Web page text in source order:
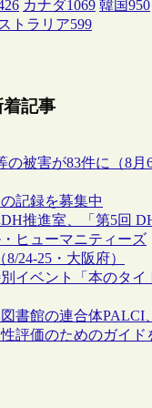
カナダ1069 韓国950
トラリア599
着記事
の被害が83件に（8月
記録を募集中
推進室、「第5回
ヒューマニティーズ
24-25・大阪府）
イベント「本のタイ
書館の連合体PALCI、
評価のためのガイド